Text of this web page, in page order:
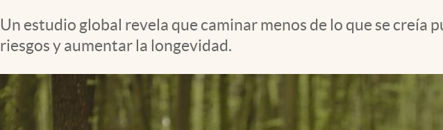
Un estudio global revela que caminar menos de lo que se
riesgos y aumentar la longevidad.